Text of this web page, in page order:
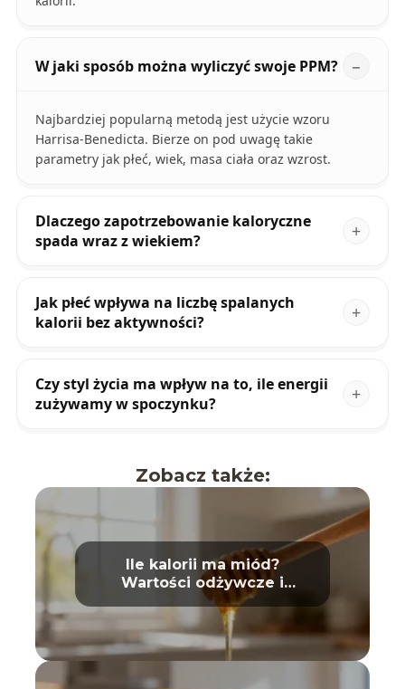
W jaki sposób można wyliczyć swoje PPM?
Najbardziej popularną metodą jest użycie wzoru
Harrisa-Benedicta. Bierze on pod uwagę takie
parametry jak płeć, wiek, masa ciała oraz wzrost.
Dlaczego zapotrzebowanie kaloryczne
spada wraz z wiekiem?
Jak płeć wpływa na liczbę spalanych
kalorii bez aktywności?
Czy styl życia ma wpływ na to, ile energii
zużywamy w spoczynku?
Zobacz także:
Ile kalorii ma miód?
Wartości odżywcze i
właściwości